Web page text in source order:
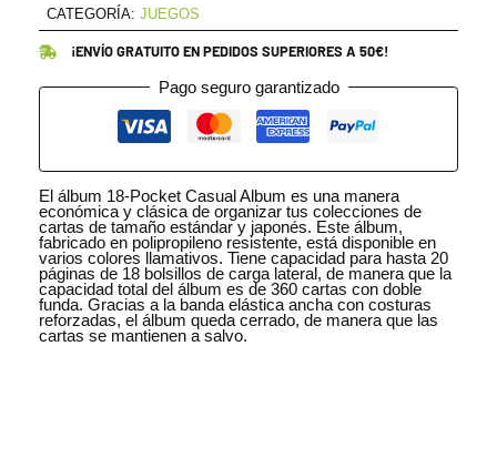
CATEGORÍA: JUEGOS
¡ENVÍO GRATUITO EN PEDIDOS SUPERIORES A 50€!
Pago seguro garantizado
El álbum 18-Pocket Casual Album es una manera
económica y clásica de organizar tus colecciones de
cartas de tamaño estándar y japonés. Este álbum,
fabricado en polipropileno resistente, está disponible en
varios colores llamativos. Tiene capacidad para hasta 20
páginas de 18 bolsillos de carga lateral, de manera que la
capacidad total del álbum es de 360 cartas con doble
funda. Gracias a la banda elástica ancha con costuras
reforzadas, el álbum queda cerrado, de manera que las
cartas se mantienen a salvo.